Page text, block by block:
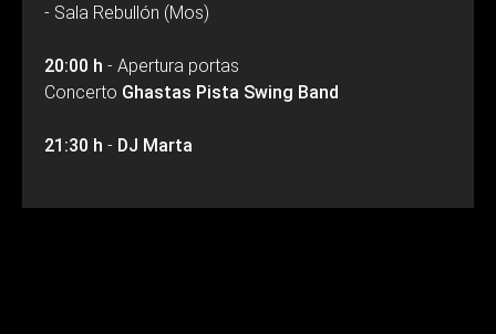
- Sala Rebullón (Mos)
20:00 h - Apertura portas
Concerto Ghastas Pista Swing Band
21:30 h - DJ Marta